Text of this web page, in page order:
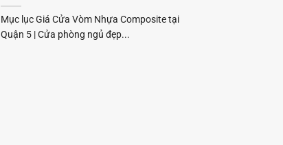
Mục lục Giá Cửa Vòm Nhựa Composite tại
Quận 5 | Cửa phòng ngủ đẹp...